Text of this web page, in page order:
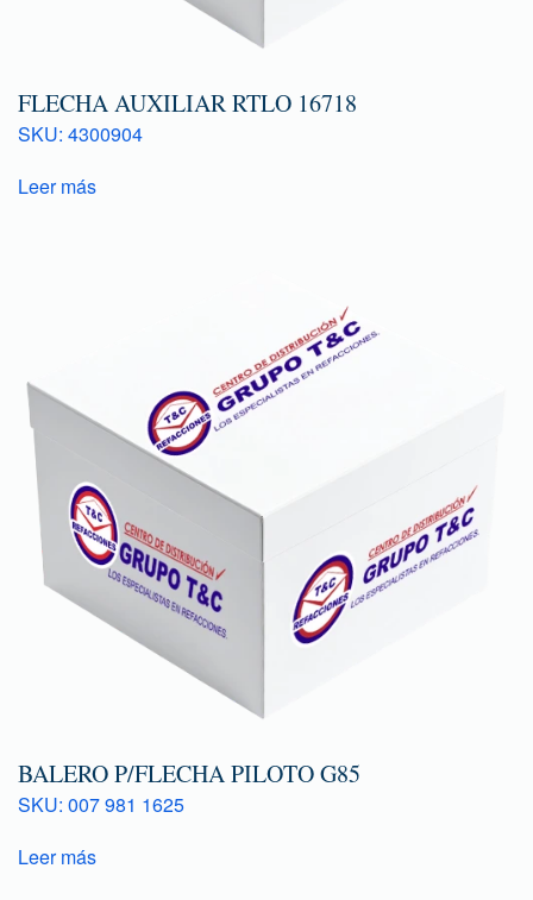
FLECHA AUXILIAR RTLO 16718
SKU: 4300904
Leer más
BALERO P/FLECHA PILOTO G85
SKU: 007 981 1625
Leer más